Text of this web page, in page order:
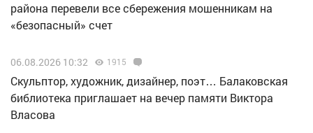
района перевели все сбережения мошенникам на
«безопасный» счет
06.08.2026 10:32 1915
Скульптор, художник, дизайнер, поэт… Балаковская
библиотека приглашает на вечер памяти Виктора
Власова